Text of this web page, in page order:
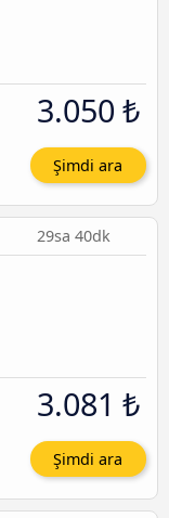
3.050 ₺
Şimdi ara
29sa 40dk
3.081 ₺
Şimdi ara